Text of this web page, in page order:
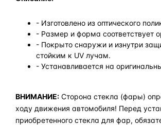
- Изготовлено из оптического
- Размер и форма соответствует
- Покрыто снаружи и изнутри
стойким к UV лучам.
- Устанавливается на
ВНИМАНИЕ: Сторона стекла (фары)
ходу движения автомобиля! Перед
приобретенного стекла для фар,